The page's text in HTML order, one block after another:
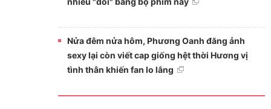
Nửa đêm nửa hôm, Phương Oanh đăng ảnh
sexy lại còn viết cap giống hệt thời Hương vị
tình thân khiến fan lo lắng